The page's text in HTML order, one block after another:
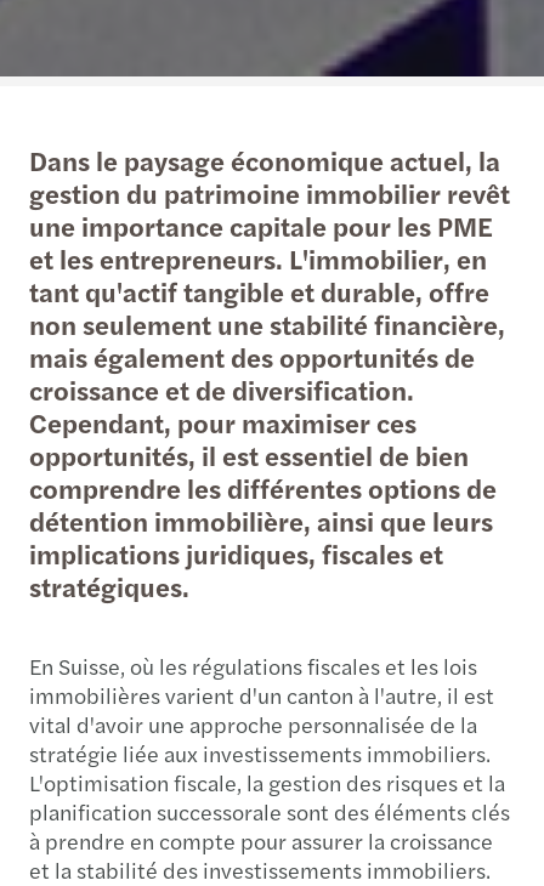
Dans le paysage économique actuel, la
gestion du patrimoine immobilier revêt
une importance capitale pour les PME
et les entrepreneurs. L'immobilier, en
tant qu'actif tangible et durable, offre
non seulement une stabilité financière,
mais également des opportunités de
croissance et de diversification.
Cependant, pour maximiser ces
opportunités, il est essentiel de bien
comprendre les différentes options de
détention immobilière, ainsi que leurs
implications juridiques, fiscales et
stratégiques.
En Suisse, où les régulations fiscales et les lois
immobilières varient d'un canton à l'autre, il est
vital d'avoir une approche personnalisée de la
stratégie liée aux investissements immobiliers.
L'optimisation fiscale, la gestion des risques et la
planification successorale sont des éléments clés
à prendre en compte pour assurer la croissance
et la stabilité des investissements immobiliers.